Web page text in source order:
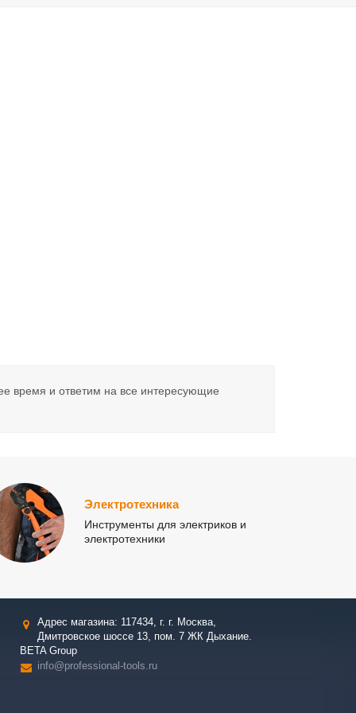
время и ответим на все интересующие
Электротехника
Инструменты для электриков и
электротехники
Адрес магазина: 117434, г. г. Москва,
Дмитровское шоссе 13, пом. 7 ЖК Дыхание.
BETA Group
info@professional-tools.ru